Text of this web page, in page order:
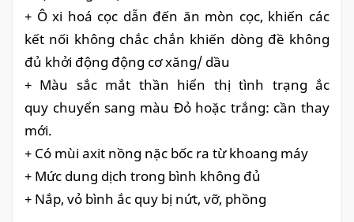
+ Ô xi hoá cọc dẫn đến ăn mòn cọc, khiến các
kết nối không chắc chắn khiến dòng đề không
đủ khởi động động cơ xăng/ dầu
+ Màu sắc mắt thần hiển thị tình trạng ắc
quy chuyển sang màu Đỏ hoặc trắng: cần thay
mới.
+ Có mùi axit nồng nặc bốc ra từ khoang máy
+ Mức dung dịch trong bình không đủ
+ Nắp, vỏ bình ắc quy bị nứt, vỡ, phồng